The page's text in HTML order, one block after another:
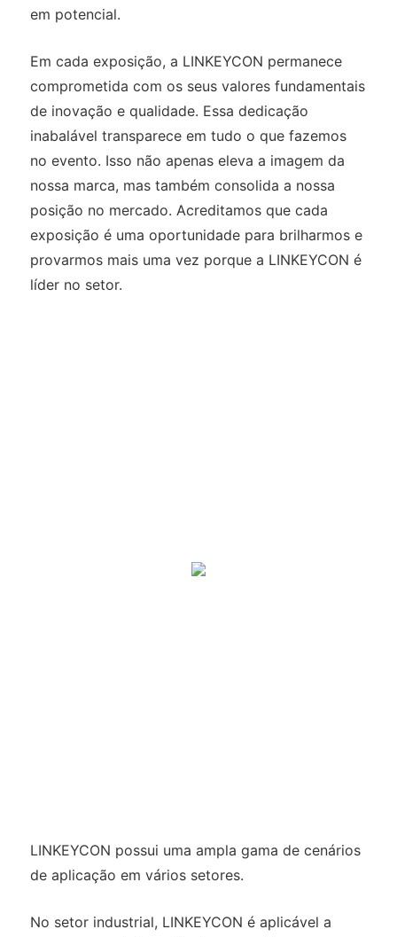
em potencial.
Em cada exposição, a LINKEYCON permanece
comprometida com os seus valores fundamentais
de inovação e qualidade. Essa dedicação
inabalável transparece em tudo o que fazemos
no evento. Isso não apenas eleva a imagem da
nossa marca, mas também consolida a nossa
posição no mercado. Acreditamos que cada
exposição é uma oportunidade para brilharmos e
provarmos mais uma vez porque a LINKEYCON é
líder no setor.
LINKEYCON possui uma ampla gama de cenários
de aplicação em vários setores.
No setor industrial, LINKEYCON é aplicável a